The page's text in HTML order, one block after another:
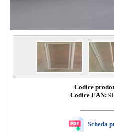
Codice
Codice EAN:
Scheda